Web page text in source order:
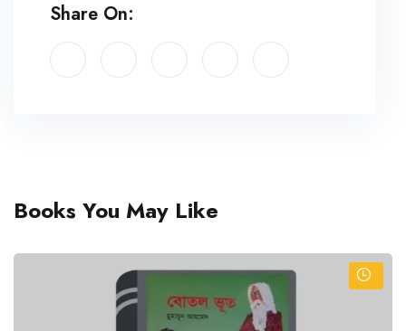
Share On:
Books You May Like